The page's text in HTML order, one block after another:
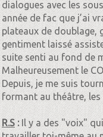
dialogues avec les
année de fac que j’ai
plateaux de doublage,
gentiment laissé
suite senti au fond de
Malheureusement le
Depuis, je me suis
formant au théâtre,
R.S:Il y a des "voix"